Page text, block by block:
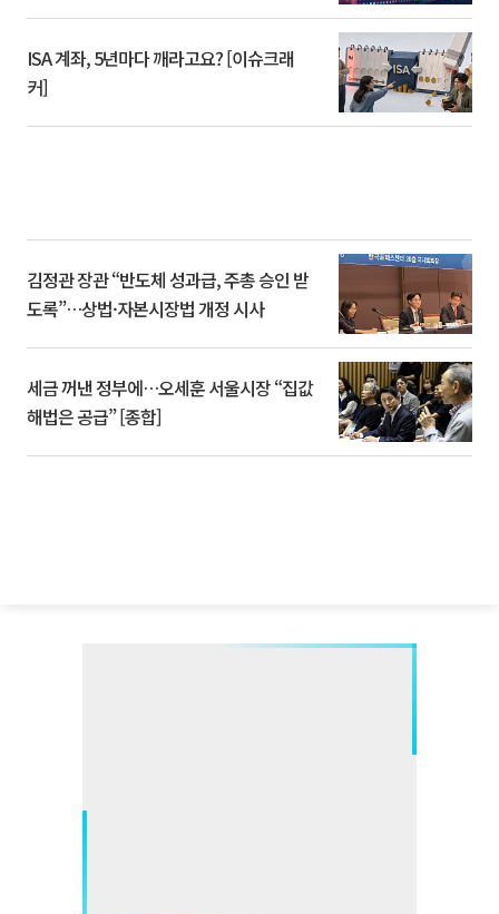
ISA 계좌, 5년마다 깨라고요? [이슈크래
커]
김정관 장관 “반도체 성과급, 주총 승인 받
도록”…상법·자본시장법 개정 시사
세금 꺼낸 정부에…오세훈 서울시장 “집값
해법은 공급” [종합]